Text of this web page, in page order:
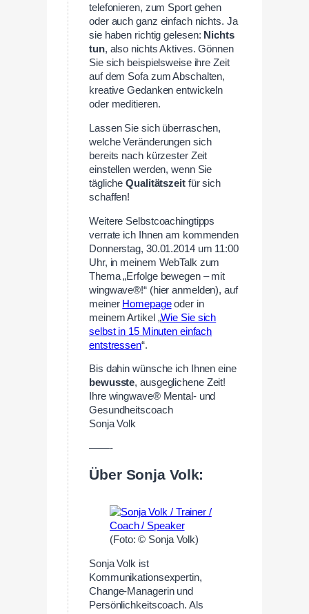
telefonieren, zum Sport gehen
oder auch ganz einfach nichts. Ja
sie haben richtig gelesen: Nichts
tun, also nichts Aktives. Gönnen
Sie sich beispielsweise ihre Zeit
auf dem Sofa zum Abschalten,
kreative Gedanken entwickeln
oder meditieren.
Lassen Sie sich überraschen,
welche Veränderungen sich
bereits nach kürzester Zeit
einstellen werden, wenn Sie
täglicheQualitätszeitfür sich
schaffen!
Weitere Selbstcoachingtipps
verrate ich Ihnen am kommenden
Donnerstag, 30.01.2014 um 11:00
Uhr, in meinem WebTalk zum
Thema „Erfolge bewegen – mit
wingwave®!“ (hier anmelden), auf
meiner Homepageoder in
meinem Artikel „Wie Sie sich
selbst in 15 Minuten einfach
entstressen“.
Bis dahin wünsche ich Ihnen eine
bewusste, ausgeglichene Zeit!
Ihre wingwave® Mental- und
Gesundheitscoach
Sonja Volk
——-
Über Sonja Volk:
(Foto: © Sonja Volk)
Sonja Volk ist
Kommunikationsexpertin,
Change-Managerin und
Persönlichkeitscoach. Als